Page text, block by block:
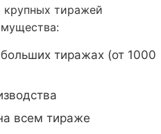
крупных тиражей
тиражах (от 1000
всем тираже